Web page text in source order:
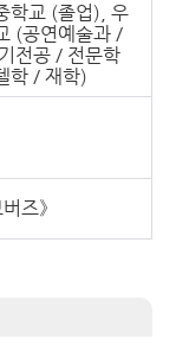
학교 (졸업), 우
(공연예술과 /
전공 / 전문학
학 / 재학)
즈》